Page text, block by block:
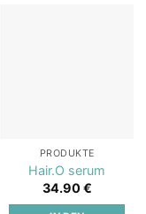
PRODUKTE
Hair.O serum
34.90€